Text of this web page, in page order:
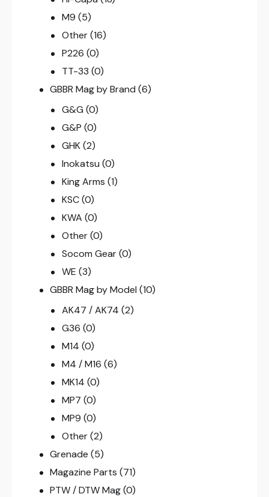
M9 (5)
Other (16)
P226 (0)
TT-33 (0)
GBBR Mag by Brand (6)
G&G (0)
G&P (0)
GHK (2)
Inokatsu (0)
King Arms (1)
KSC (0)
KWA (0)
Other (0)
Socom Gear (0)
WE (3)
GBBR Mag by Model (10)
AK47 / AK74 (2)
G36 (0)
M14 (0)
M4 / M16 (6)
MK14 (0)
MP7 (0)
MP9 (0)
Other (2)
Grenade (5)
Magazine Parts (71)
PTW / DTW Mag (0)